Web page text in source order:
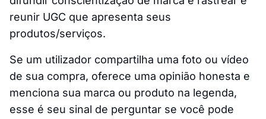
reunir UGC que apresenta seus
produtos/serviços.
Se um utilizador compartilha uma foto ou vídeo
de sua compra, oferece uma opinião honesta e
menciona sua marca ou produto na legenda,
esse é seu sinal de perguntar se você pode